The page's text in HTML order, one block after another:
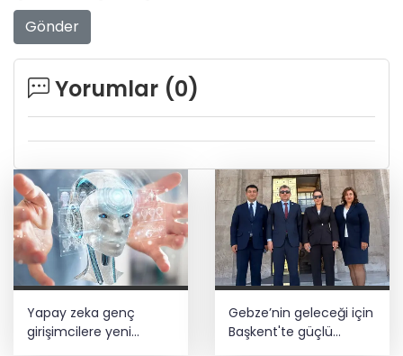
Gönder
Yorumlar (0)
Yapay zeka genç
girişimcilere yeni
kapılar açıyor
Gebze’nin geleceği için
Başkent'te güçlü
temaslar